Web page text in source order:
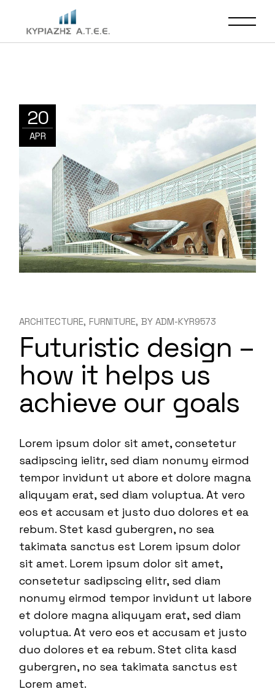
20
APR
ARCHITECTURE FURNITURE BY ADM-KYR9573
Futuristic design –
how it helps us
achieve our goals
Lorem ipsum dolor sit amet, consetetur
sadipscing ielitr, sed diam nonumy eirmod
tempor invidunt ut abore et dolore magna
aliquyam erat, sed diam voluptua. At vero
eos et accusam et justo duo dolores et ea
rebum. Stet kasd gubergren, no sea
takimata sanctus est Lorem ipsum dolor
sit amet. Lorem ipsum dolor sit amet,
consetetur sadipscing elitr, sed diam
nonumy eirmod tempor invidunt ut labore
et dolore magna aliquyam erat, sed diam
voluptua. At vero eos et accusam et justo
duo dolores et ea rebum. Stet clita kasd
gubergren, no sea takimata sanctus est
Lorem amet.